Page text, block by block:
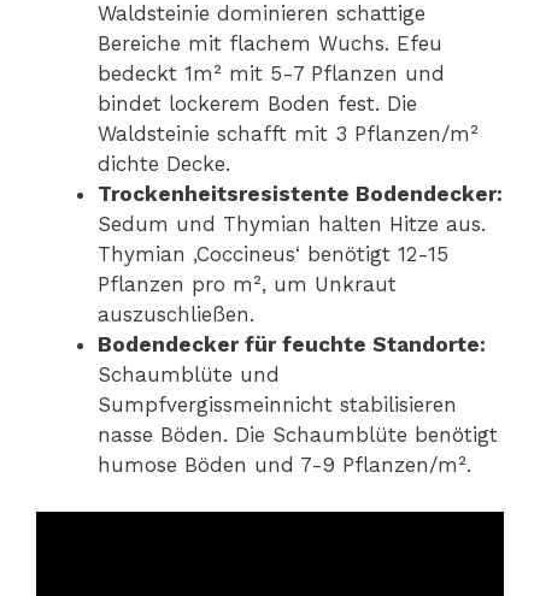
Waldsteinie dominieren schattige
Bereiche mit flachem Wuchs. Efeu
bedeckt 1m² mit 5-7 Pflanzen und
bindet lockerem Boden fest. Die
Waldsteinie schafft mit 3 Pflanzen/m²
dichte Decke.
Trockenheitsresistente Bodendecker:
Sedum und Thymian halten Hitze aus.
Thymian ‚Coccineus‘ benötigt 12-15
Pflanzen pro m², um Unkraut
auszuschließen.
Bodendecker für feuchte Standorte:
Schaumblüte und
Sumpfvergissmeinnicht stabilisieren
nasse Böden. Die Schaumblüte benötigt
humose Böden und 7-9 Pflanzen/m².